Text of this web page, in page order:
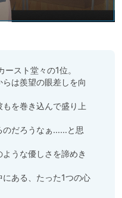
スト堂々の1位。
は羨望の眼差しを向
を巻き込んで盛り上
のだろうなぁ……と思
うな優しさを諦めき
ある、たった1つの心